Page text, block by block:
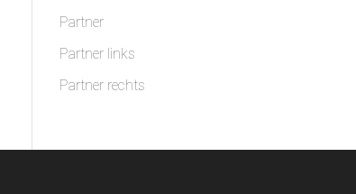
Partner
Partner links
Partner rechts